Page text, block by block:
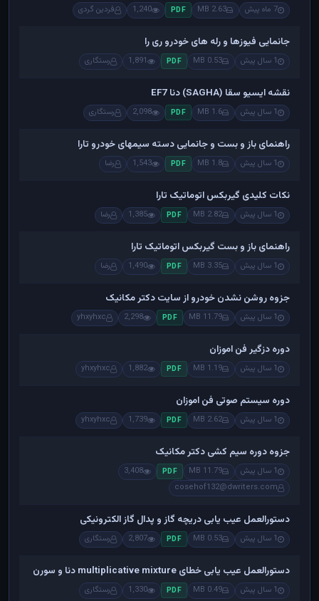
7 ماه پیش 2.63 MB
PDF
1,240 فردین گردی
جانمایی فیوزها و رله های خودرو ری را
1 سال پیش 0.53 MB
PDF
1,891 رستگاری
نقشه ایسیو سقا (SAGHA) دنا EF7
1 سال پیش 1.6 MB
PDF
2,098 رستگاری
راهنمای باز و بست و جانمایی دسته سیمهای خودرو تارا
1 سال پیش 1.8 MB
PDF
1,543 رضا
نکات کلیدی گیربکس اتوماتیک تارا
1 سال پیش 2.82 MB
PDF
1,385 رضا
راهنمای باز و بست گیربکس اتوماتیک تارا
1 سال پیش 3.35 MB
PDF
1,490 رضا
جزوه روشن نشدن خودرو از سایت دکتر مکانیک
1 سال پیش 11.79 MB
PDF
2,298
yhxyhxc
دوره دزگیر فن اموزان
1 سال پیش 1.19 MB
PDF
1,882
yhxyhxc
دوره سیستم صوتی فن اموزان
1 سال پیش 2.62 MB
PDF
1,739
yhxyhxc
جزوه دوره سیم کشی دکتر مکانیک
1 سال پیش 11.79 MB
PDF
3,408
cosehof132@dwriters.com
دستورالعمل عیب یابی دریچه گاز و پدال گاز الکترونیکی
1 سال پیش 0.53 MB
PDF
2,807 رستگاری
دستورالعمل عیب یابی خطای multiplicative mixture دنا و سورن
1 سال پیش 0.49 MB
PDF
1,330 رستگاری